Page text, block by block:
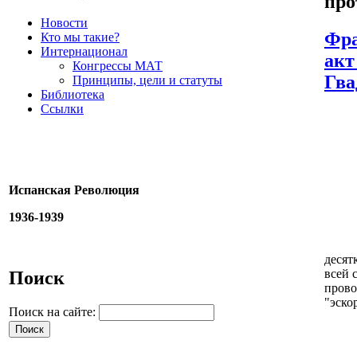
Новости
Кто мы такие?
Интернационал
Конгрессы МАТ
Принципы, цели и статуты
Библиотека
Ссылки
Испанская Революция
1936-1939
Поиск
Поиск на сайте:
всей